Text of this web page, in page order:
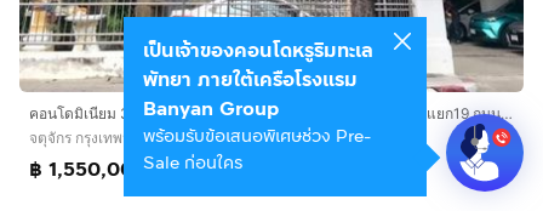
คอนโดมิเนียม 39.12 ตร.ม. ปิยะภิรมย์ คอนโด ซอยรัชดาภิเษก36 แยก19 ถนนรัชดาภิเษก เขตจตุจักร กรุงเทพมหานคร
จตุจักร กรุงเทพมหานคร
฿ 1,550,000
เป็นเจ้าของคอนโดหรูริมทะเล
พัทยา ภายใต้เครือโรงแรม
Banyan Group
พร้อมรับข้อเสนอพิเศษช่วง Pre-
Sale ก่อนใคร